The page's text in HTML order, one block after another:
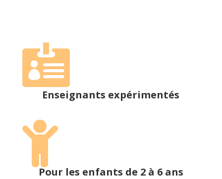

Enseignants expérimentés

Pour les enfants de 2 à 6 ans